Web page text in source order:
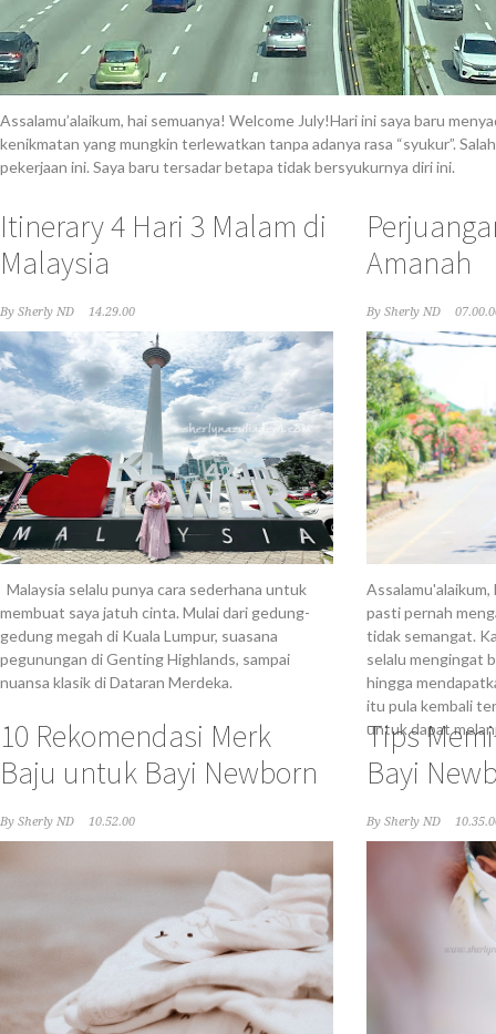
Assalamu’alaikum, hai semuanya! Welcome July!Hari ini saya baru
kenikmatan yang mungkin terlewatkan tanpa adanya rasa “syukur”.
pekerjaan ini. Saya baru tersadar betapa tidak bersyukurnya diri ini.
Itinerary 4 Hari 3 Malam di
Malaysia
By Sherly ND 14.29.00
Malaysia selalu punya cara sederhana untuk
membuat saya jatuh cinta. Mulai dari gedung-
gedung megah di Kuala Lumpur, suasana
pegunungan di Genting Highlands, sampai
nuansa klasik di Dataran Merdeka.
Amanah
By Sherly ND
pasti pernah
tidak semangat.
selalu mengingat
hingga
itu pula kembali
untuk dapat
10 Rekomendasi Merk
Baju untuk Bayi Newborn
By Sherly ND 10.52.00
Tips
Bayi
By Sherly ND